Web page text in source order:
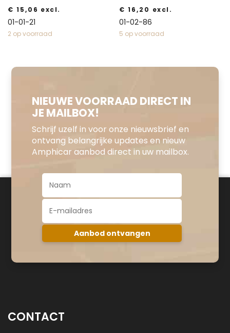
€ 15,06 excl.
01-01-21
2 op voorraad
€ 16,20 excl.
01-02-86
5 op voorraad
NIEUWE VOORRAAD DIRECT IN
JE MAILBOX!
Schrijf uzelf in voor onze nieuwsbrief en
ontvang belangrijke updates en nieuw
Amphicar aanbod direct in uw mailbox.
CONTACT